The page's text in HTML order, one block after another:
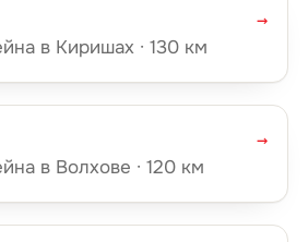
в Киришах · 130 км
→
в Волхове · 120 км
→